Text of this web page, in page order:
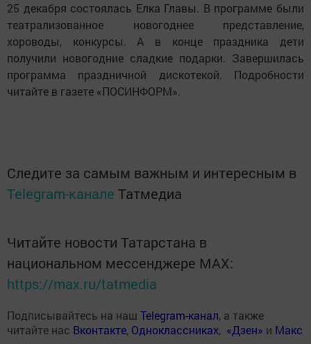
25 декабря состоялась Елка Главы. В программе были
театрализованное новогоднее представление,
хороводы, конкурсы. А в конце праздника дети
получили новогодние сладкие подарки. Завершилась
программа праздничной дискотекой. Подробности
читайте в газете «ПОСИНФОРМ».
Следите за самым важным и интересным в
Telegram-канале Татмедиа
Читайте новости Татарстана в
национальном мессенджере MАХ:
https://max.ru/tatmedia
Подписывайтесь на наш Telegram-канал, а также
читайте нас Вконтакте, Одноклассниках, «Дзен» и Макс